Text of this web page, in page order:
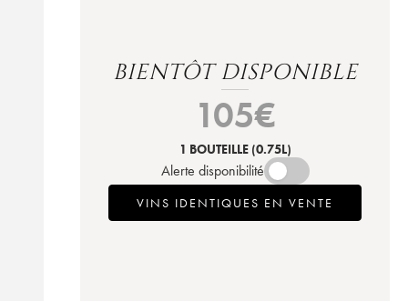
BIENTÔT DISPONIBLE
105€
1 BOUTEILLE (0.75L)
Alerte disponibilité
VINS IDENTIQUES EN VENTE